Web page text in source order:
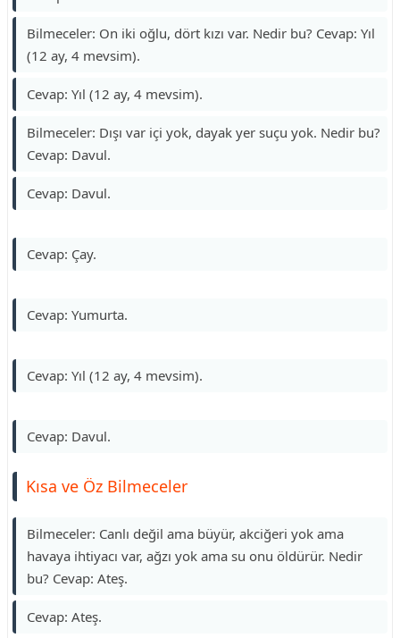
Bilmeceler: On iki oğlu, dört kızı var. Nedir bu? Cevap: Yıl
(12 ay, 4 mevsim).
Cevap: Yıl (12 ay, 4 mevsim).
Bilmeceler: Dışı var içi yok, dayak yer suçu yok. Nedir bu?
Cevap: Davul.
Cevap: Davul.
Cevap: Çay.
Cevap: Yumurta.
Cevap: Yıl (12 ay, 4 mevsim).
Cevap: Davul.
Kısa ve Öz Bilmeceler
Bilmeceler: Canlı değil ama büyür, akciğeri yok ama
havaya ihtiyacı var, ağzı yok ama su onu öldürür. Nedir
bu? Cevap: Ateş.
Cevap: Ateş.